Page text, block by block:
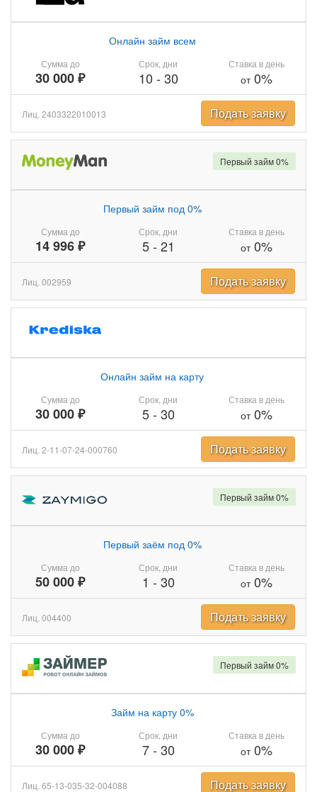
Сумма до
30 000 ₽
Онлайн займ всем
Срок, дни
10 - 30
Ставка в день
от0%
Лиц. 2403322010013 Подать заявку
Сумма до
14 996 ₽
Первый займ под 0%
Срок, дни
5- 21
Ставка в день
от0%
Первый займ 0%
Лиц. 002959 Подать заявку
Сумма до
30 000 ₽
Онлайн займ на карту
Срок, дни
5- 30
Ставка в день
от0%
Лиц. 2-11-07-24-000760 Подать заявку
Сумма до
50 000 ₽
Первый заём под 0%
Срок, дни
1 - 30
Ставка в день
от0%
Первый займ 0%
Лиц. 004400 Подать заявку
Сумма до
30 000 ₽
Займ на карту 0%
Срок, дни
7- 30
Ставка в день
от0%
Первый займ 0%
Лиц. 65-13-035-32-004088 Подать заявку